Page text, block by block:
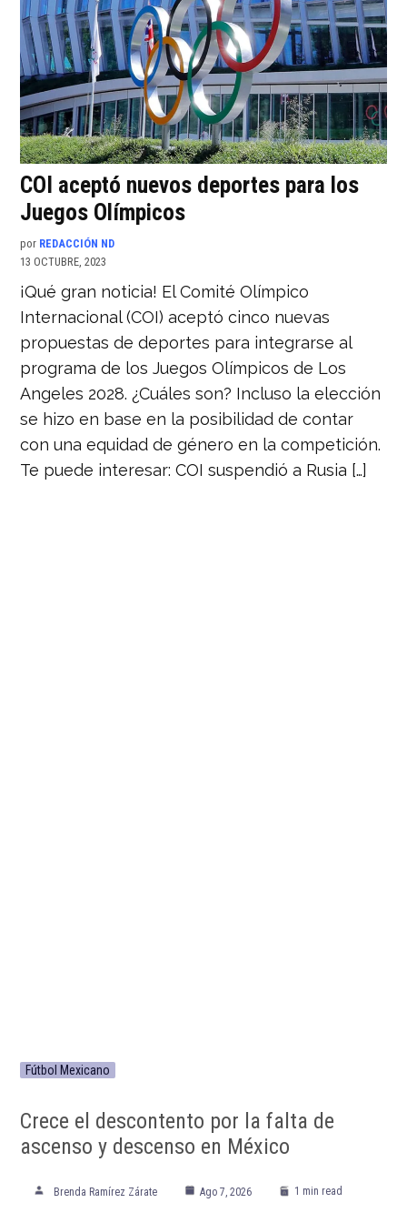
COI aceptó nuevos deportes para los
Juegos Olímpicos
por REDACCIÓN ND
13 OCTUBRE, 2023
¡Qué gran noticia! El Comité Olímpico
Internacional (COI) aceptó cinco nuevas
propuestas de deportes para integrarse al
programa de los Juegos Olímpicos de Los
Angeles 2028. ¿Cuáles son? Incluso la elección
se hizo en base en la posibilidad de contar
con una equidad de género en la competición.
Te puede interesar: COI suspendió a Rusia […]
Fútbol Mexicano
Crece el descontento por la falta de
ascenso y descenso en México
Brenda Ramírez Zárate Ago 7, 2026 1 min read